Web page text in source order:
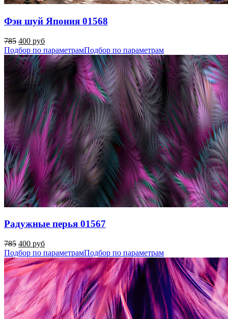
Фэн шуй Япония 01568
785 400 руб
Подбор по параметрамПодбор по параметрам
Радужные перья 01567
785 400 руб
Подбор по параметрамПодбор по параметрам